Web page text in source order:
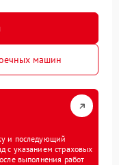
машин
и последующий
с указанием страховых
выполнения работ